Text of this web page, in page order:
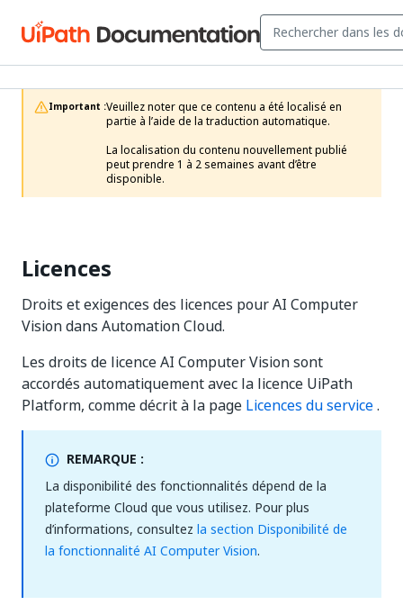
Important :Veuillez noter que ce contenu a été localisé en
partie à l’aide de la traduction automatique.
La localisation du contenu nouvellement publié
peut prendre 1 à 2 semaines avant d’être
disponible.
Licences
Droits et exigences des licences pour AI Computer
Vision dans Automation Cloud.
Les droits de licence AI Computer Vision sont
accordés automatiquement avec la licence UiPath
Platform, comme décrit à la page Licences du service.
REMARQUE :
La disponibilité des fonctionnalités dépend de la
plateforme Cloud que vous utilisez. Pour plus
d’informations, consultez la section Disponibilité de
la fonctionnalité AI Computer Vision.